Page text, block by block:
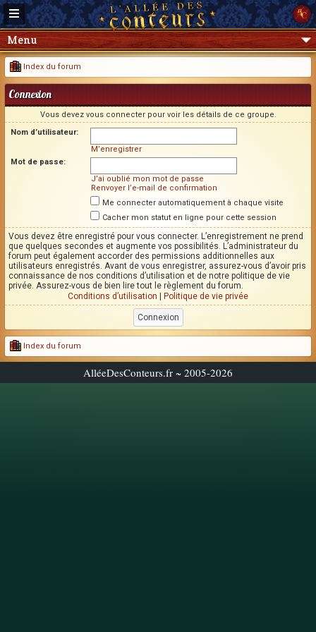
Menu
Index du forum
Connexion
Vous devez vous connecter pour voir les détails de ce groupe.
Nom d’utilisateur:
M’enregistrer
Mot de passe:
J’ai oublié mon mot de passe
Renvoyer l’e-mail de confirmation
Me connecter automatiquement à chaque visite
Cacher mon statut en ligne pour cette session
Vous devez être enregistré pour vous connecter. L’enregistrement ne prend
que quelques secondes et augmente vos possibilités. L’administrateur du
forum peut également accorder des permissions additionnelles aux
utilisateurs enregistrés. Avant de vous enregistrer, assurez-vous d’avoir pris
connaissance de nos conditions d’utilisation et de notre politique de vie
privée. Assurez-vous de bien lire tout le règlement du forum.
Conditions d’utilisation
Politique de vie privée
Index du forum
AlléeDesConteurs.fr ~ 2005-2026